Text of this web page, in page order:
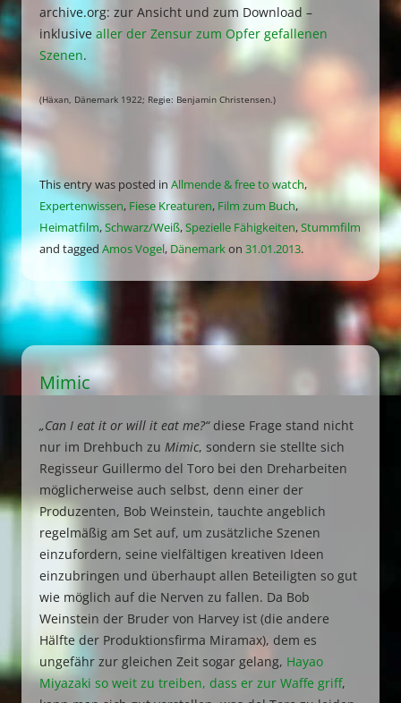
archive.org: zur Ansicht und zum Download –
inklusive aller der Zensur zum Opfer gefallenen
Szenen.
(Häxan, Dänemark 1922; Regie: Benjamin Christensen.)
This entry was posted in Allmende & free to watch,
Expertenwissen, Fiese Kreaturen, Film zum Buch,
Heimatfilm,Schwarz/Weiß,Spezielle Fähigkeiten,Stummfilm
and tagged Amos Vogel, Dänemarkon 31.01.2013.
Mimic
„Can I eat it or will it eat me?“diese Frage stand nicht
nur im Drehbuch zu Mimic, sondern sie stellte sich
Regisseur Guillermo del Toro bei den Dreharbeiten
möglicherweise auch selbst, denn einer der
Produzenten, Bob Weinstein, tauchte angeblich
regelmäßig am Set auf, um zusätzliche Szenen
einzufordern, seine vielfältigen kreativen Ideen
einzubringen und überhaupt allen Beteiligten so gut
wie möglich auf die Nerven zu fallen. Da Bob
Weinstein der Bruder von Harvey ist (die andere
Hälfte der Produktionsfirma Miramax), dem es
ungefähr zur gleichen Zeit sogar gelang, Hayao
Miyazaki so weit zu treiben, dass er zur Waffe griff,